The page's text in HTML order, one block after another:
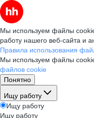
Мы используем файлы
работу нашего веб-сайта и
Правила использования
Мы используем файлы
файлов cookie
Понятно
Ищу работу
Ищу работу
Ищу работу